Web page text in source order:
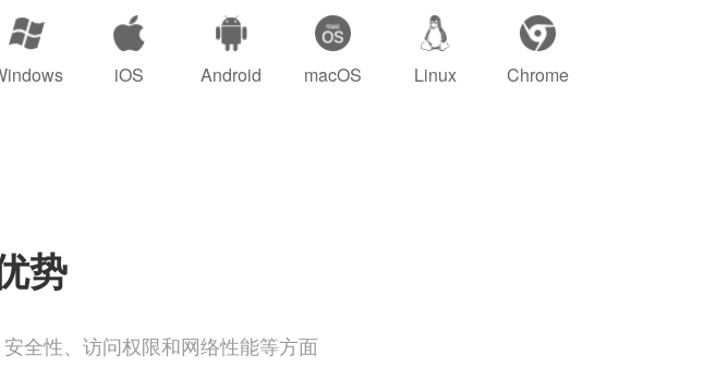
iOS Android macOS Linux Chrome
势
全性、访问权限和网络性能等方面